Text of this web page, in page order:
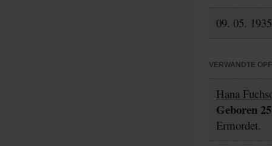
09. 05. 1935
VERWANDTE
Hana
Geboren
Ermordet.